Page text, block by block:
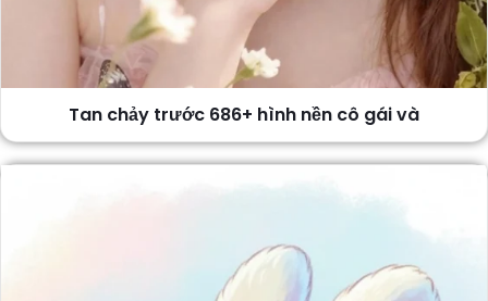
Tan chảy trước 686+ hình nền cô gái và